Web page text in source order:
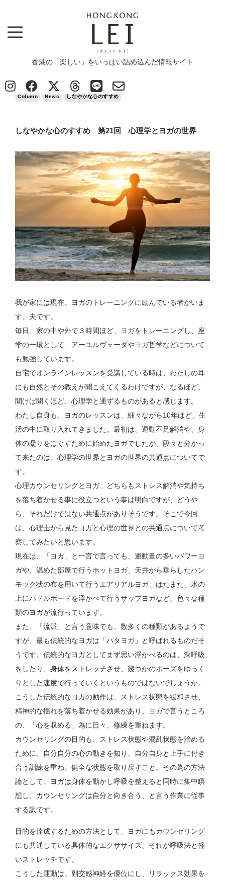
香港の「楽しい」をいっぱい詰め込んだ情報サイト
Column > しなやかな心のすすめ 第21回 心理学とヨガの世界
Column News しなやかな心のすすめ
しなやかな心のすすめ 第21回 心理学とヨガの世界
我が家には現在、ヨガのトレーニングに励んでいる者がいま
す。夫です。
毎日、家の中や外で３時間ほど、ヨガをトレーニングし、座
学の一環として、アーユルヴェーダやヨガ哲学などについて
も勉強しています。
自宅でオンラインレッスンを受講している時は、わたしの耳
にも自然とその教えが聞こえてくるわけですが、なるほど、
聞けば聞くほど、心理学と通ずるものがあると感じます。
わたし自身も、ヨガのレッスンは、細々ながら10年ほど、生
活の中に取り入れてきました。最初は、運動不足解消や、身
体の凝りをほぐすために始めたヨガでしたが、段々と分かっ
て来たのは、心理学の世界とヨガの世界の共通点についてで
す。
心理カウンセリングとヨガ、どちらもストレス解消や気持ち
を落ち着かせる事に役立つという事は明白ですが、どうや
ら、それだけではない共通点がありそうです。そこで今回
は、心理士から見たヨガと心理の世界との共通点について考
察してみたいと思います。
現在は、「ヨガ」と一言で言っても、運動量の多いパワーヨ
ガや、温めた部屋で行うホットヨガ、天井から垂らしたハン
モック状の布を用いて行うエアリアルヨガ、はたまた、水の
上にパドルボードを浮かべて行うサップヨガなど、色々な種
類のヨガが流行っています。
また、「流派」と言う意味でも、数多くの種類があるようで
すが、最も伝統的なヨガは「ハタヨガ」と呼ばれるものだそ
うです。伝統的なヨガとしてまず思い浮かべるのは、深呼吸
をしたり、身体をストレッチさせ、幾つかのポーズをゆっく
りとした速度で行っていくというものではないでしょうか。
こうした伝統的なヨガの動作は、ストレス状態を緩和させ、
精神的な揺れを落ち着かせる効果があり、ヨガで言うところ
の、「心を収める」為に日々、修練を重ねます。
カウンセリングの目的も、ストレス状態や混乱状態を治める
ために、自分自分の心の動きを知り、自分自身と上手に付き
合う訓練を重ね、健全な状態を取り戻すこと。その為の方法
論として、ヨガは身体を動かし呼吸を整えると同時に集中瞑
想し、カウンセリングは自分と向き合う、と言う作業に従事
する訳です。
目的を達成するための方法として、ヨガにもカウンセリング
にも共通している具体的なエクササイズ、それが呼吸法と軽
いストレッチです。
こうした運動は、副交感神経を優位にし、リラックス効果を